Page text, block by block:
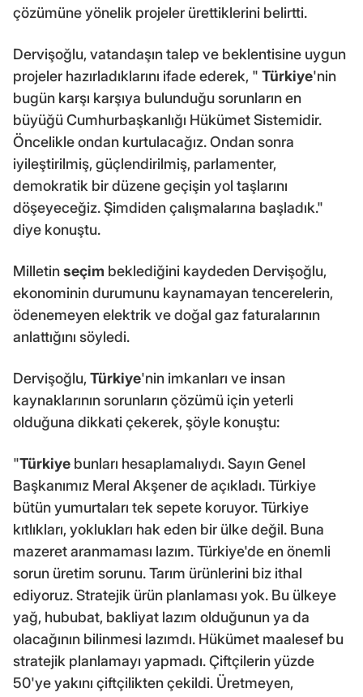
çözümüne yönelik projeler ürettiklerini belirtti.
Dervişoğlu, vatandaşın talep ve beklentisine uygun
projeler hazırladıklarını ifade ederek, " Türkiye'nin
bugün karşı karşıya bulunduğu sorunların en
büyüğü Cumhurbaşkanlığı Hükümet Sistemidir.
Öncelikle ondan kurtulacağız. Ondan sonra
iyileştirilmiş, güçlendirilmiş, parlamenter,
demokratik bir düzene geçişin yol taşlarını
döşeyeceğiz. Şimdiden çalışmalarına başladık."
diye konuştu.
Milletinseçim beklediğini kaydeden Dervişoğlu,
ekonominin durumunu kaynamayan tencerelerin,
ödenemeyen elektrik ve doğal gaz faturalarının
anlattığını söyledi.
Dervişoğlu,Türkiye'nin imkanları ve insan
kaynaklarının sorunların çözümü için yeterli
olduğuna dikkati çekerek, şöyle konuştu:
"Türkiye bunları hesaplamalıydı. Sayın Genel
Başkanımız Meral Akşener de açıkladı. Türkiye
bütün yumurtaları tek sepete koruyor. Türkiye
kıtlıkları, yoklukları hak eden bir ülke değil. Buna
mazeret aranmaması lazım. Türkiye'de en önemli
sorun üretim sorunu. Tarım ürünlerini biz ithal
ediyoruz. Stratejik ürün planlaması yok. Bu ülkeye
yağ, hububat, bakliyat lazım olduğunun ya da
olacağının bilinmesi lazımdı. Hükümet maalesef bu
stratejik planlamayı yapmadı. Çiftçilerin yüzde
50'ye yakını çiftçilikten çekildi. Üretmeyen,